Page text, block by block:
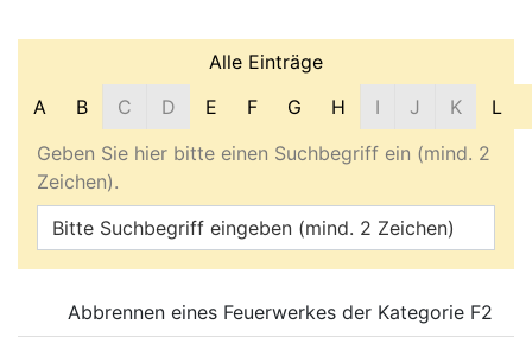
Filter und SucheAlle Einträge
A
B C D E F G H I J K
L
Geben Sie hier bitte einen Suchbegriff ein (mind. 2
Zeichen).
Abbrennen eines Feuerwerkes der Kategorie F2